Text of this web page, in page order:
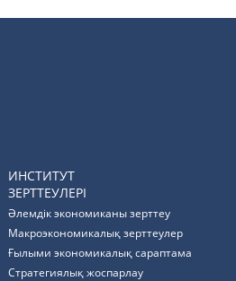
ИНСТИТУТ
ЗЕРТТЕУЛЕРІ
Әлемдік экономиканы зерттеу
Макроэкономикалық зерттеулер
Ғылыми экономикалық сараптама
Стратегиялық жоспарлау